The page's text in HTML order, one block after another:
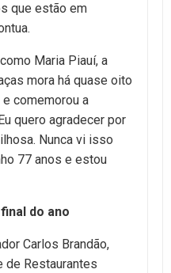
que estão em
Maria Piauí, a
mora há quase oito
comemorou a
quero agradecer por
Nunca vi isso
77 anos e estou
do ano
Carlos Brandão,
de Restaurantes